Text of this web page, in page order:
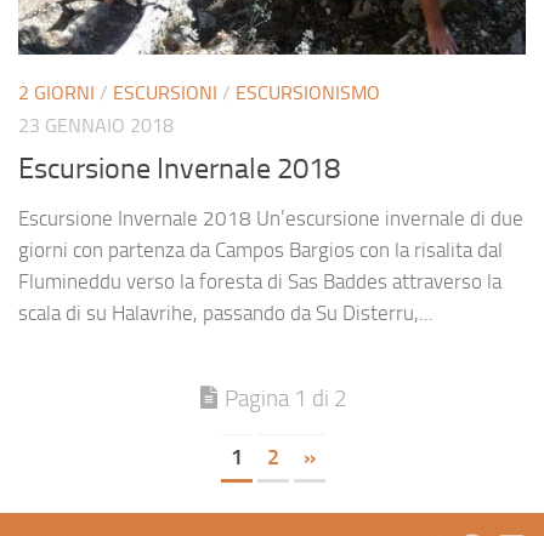
2 GIORNI / ESCURSIONI / ESCURSIONISMO
23 GENNAIO 2018
Escursione Invernale 2018
Escursione Invernale 2018 Un’escursione invernale di due
giorni con partenza da Campos Bargios con la risalita dal
Flumineddu verso la foresta di Sas Baddes attraverso la
scala di su Halavrihe, passando da Su Disterru,...
Pagina 1 di 2
1 2 »